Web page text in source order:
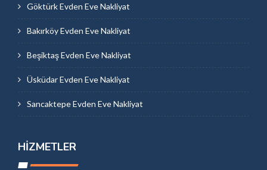
Göktürk Evden Eve Nakliyat
Bakırköy Evden Eve Nakliyat
Beşiktaş Evden Eve Nakliyat
Üsküdar Evden Eve Nakliyat
Sancaktepe Evden Eve Nakliyat
HIZMETLER